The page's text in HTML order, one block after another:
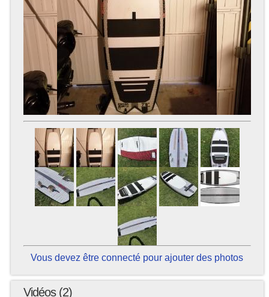
Vous devez être connecté pour ajouter des photos
Vidéos (2)